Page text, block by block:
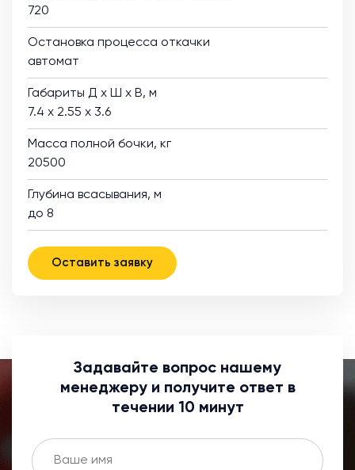
720
Остановка процесса откачки
автомат
Габариты Д х Ш х В, м
7.4 х 2.55 х 3.6
Масса полной бочки, кг
20500
Глубина всасывания, м
до 8
Оставить заявку
Задавайте вопрос нашему
менеджеру и получите ответ в
течении 10 минут